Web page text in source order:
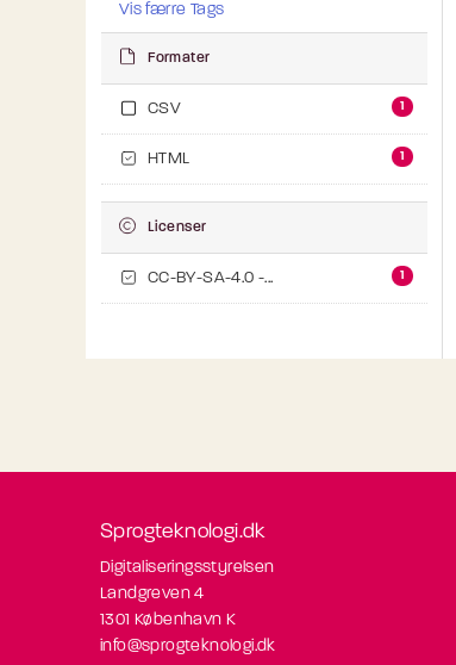
Vis færre Tags
Formater
CSV 1
HTML 1
Licenser
CC-BY-SA-4.0 -... 1
Sprogteknologi.dk
Digitaliseringsstyrelsen
Landgreven 4
1301 København K
info@sprogteknologi.dk